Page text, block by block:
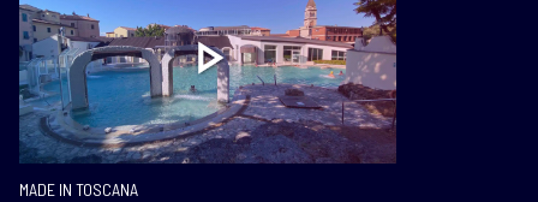
MADE IN TOSCANA